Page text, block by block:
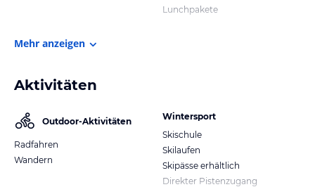
Lunchpakete
Mehr anzeigen
Aktivitäten
Outdoor-Aktivitäten
Radfahren
Wandern
Wintersport
Skischule
Skilaufen
Skipässe erhältlich
Direkter Pistenzugang